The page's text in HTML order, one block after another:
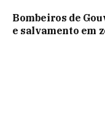
Bombeiros de
e salvamento em